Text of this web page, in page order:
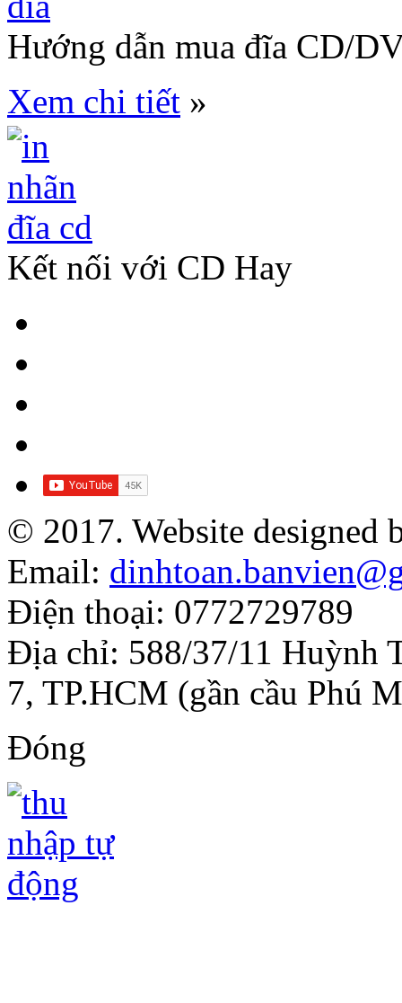
Hướng dẫn mua đĩa CD/
Xem chi tiết »
Kết nối với CD Hay
© 2017. Website designed
Email:
Điện thoại: 0772729789
Địa chỉ: 588/37/11 Huỳnh
7, TP.HCM (gần cầu Phú
Đóng